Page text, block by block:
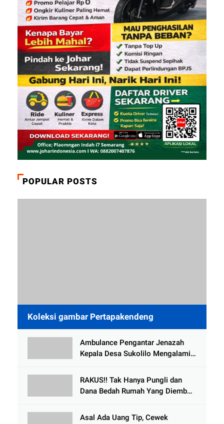
POPULAR POSTS
Koleksi gambar Pertapakendeng
Ambulance Pengantar Jenazah
Kepala Desa Sukolilo Mengalami
Meninggal Dunia
RAKUS!! Tak Hanya Pungli dan
Dana Bedah Rumah Yang Diembat,
Tlogowungu, di Duga
Asal Ada Uang Tip, Cewek